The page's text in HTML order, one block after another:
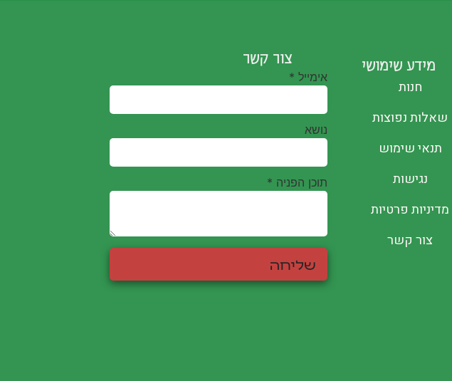
מידע שימושי
חנות
שאלות נפוצות
תנאי שימוש
נגישות
מדיניות פרטיות
צור קשר
צור קשר
אימייל *
נושא
תוכן הפניה *
שליחה